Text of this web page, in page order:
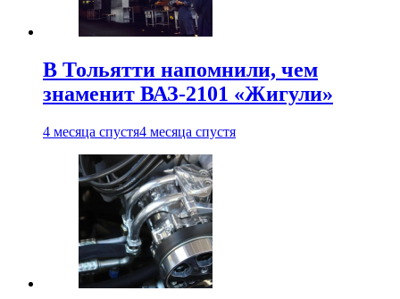
В Тольятти напомнили, чем
знаменит ВАЗ-2101 «Жигули»
4 месяца спустя4 месяца спустя